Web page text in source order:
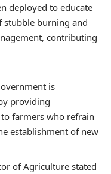
deployed to educate
stubble burning and
contributing
is
providing
farmers who refrain
establishment of new
of Agriculture stated